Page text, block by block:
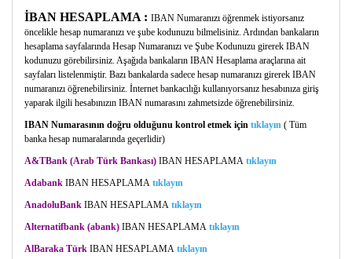
İBAN HESAPLAMA : IBAN Numaranızı öğrenmek istiyorsanız
öncelikle hesap numaranızı ve şube kodunuzu bilmelisiniz. Ardından bankaların
hesaplama sayfalarında Hesap Numaranızı ve Şube Kodunuzu girerek IBAN
kodunuzu görebilirsiniz. Aşağıda bankaların IBAN Hesaplama araçlarına ait
sayfaları listelenmiştir. Bazı bankalarda sadece hesap numaranızı girerek IBAN
numaranızı öğrenebilirsiniz. İnternet bankacılığı kullanıyorsanız hesabınıza giriş
yaparak ilgili hesabınızın IBAN numarasını zahmetsizde öğrenebilirsiniz.
IBAN Numarasının doğru olduğunu kontrol etmek için tıklayın ( Tüm
banka hesap numaralarında geçerlidir)
A&TBank (Arab Türk Bankası) IBAN HESAPLAMA tıklayın
Adabank IBAN HESAPLAMA tıklayın
AnadoluBank IBAN HESAPLAMA tıklayın
Alternatifbank (abank) IBAN HESAPLAMA tıklayın
AlBaraka Türk IBAN HESAPLAMA tıklayın